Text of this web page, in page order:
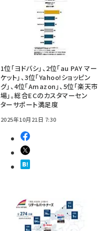
1位「ヨドバシ」、2位「au PAY マー
ケット」、3位「Yahoo!ショッピン
グ」、4位「Amazon」、5位「楽天市
場」。総合ECのカスタマーセン
ターサポート満足度
2025年10月21日 7:30